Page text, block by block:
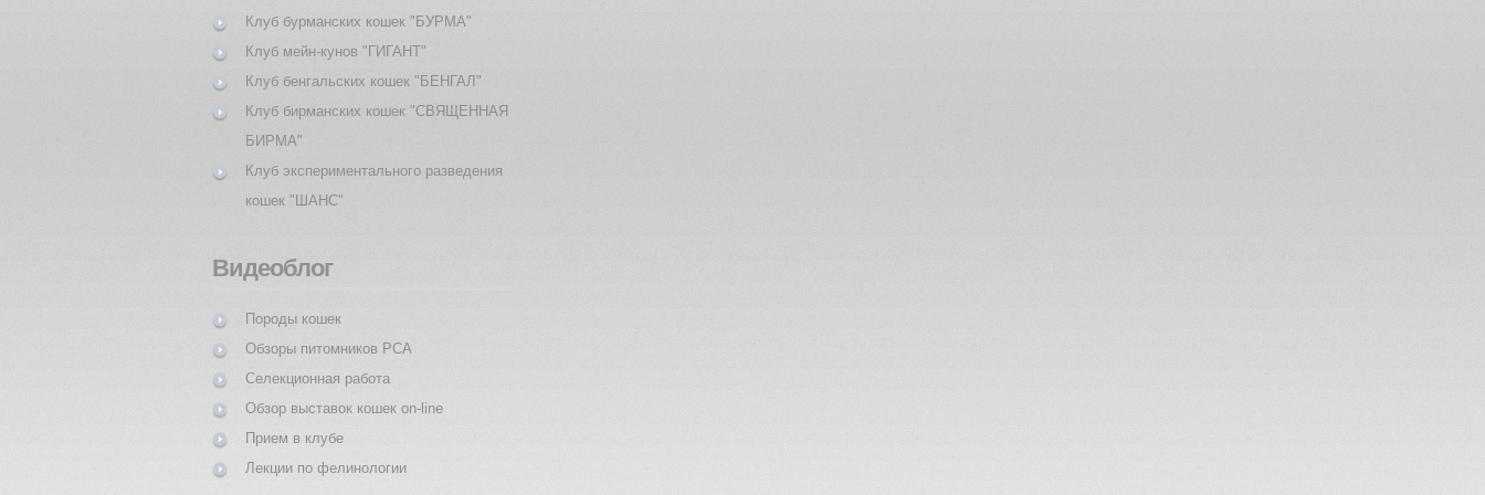
Клуб бурманских кошек "БУРМА"
Клуб мейн-кунов "ГИГАНТ"
Клуб бенгальских кошек "БЕНГАЛ"
Клуб бирманских кошек "СВЯЩЕННАЯ
БИРМА"
Клуб экспериментального разведения
кошек "ШАНС"
Видеоблог
Породы кошек
Обзоры питомников PCA
Селекционная работа
Обзор выставок кошек on-line
Прием в клубе
Лекции по фелинологии